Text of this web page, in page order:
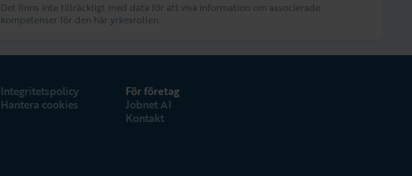
Det finns inte tillräckligt med data för att visa information om associerade
kompetenser för den här yrkesrollen.
Integritetspolicy
Hantera cookies
För företag
Jobnet AI
Kontakt